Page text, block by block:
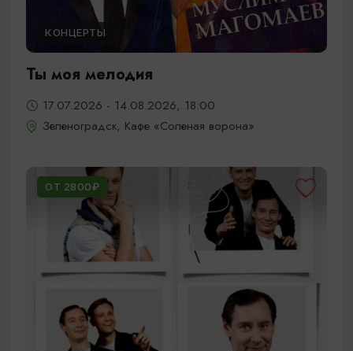
КОНЦЕРТЫ
Ты моя мелодия
17.07.2026 - 14.08.2026, 18:00
Зеленоградск, Кафе «Соленая ворона»
ОТ 2800₽